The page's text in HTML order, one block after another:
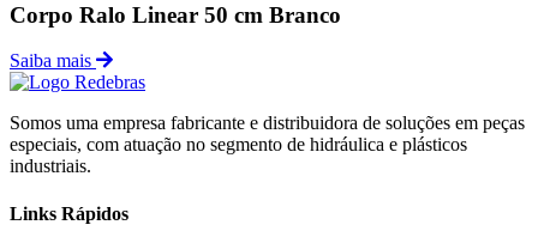
Corpo Ralo Linear 50 cm Branco
Saiba mais
Somos uma empresa fabricante e distribuidora de soluções em peças
especiais, com atuação no segmento de hidráulica e plásticos
industriais.
Links Rápidos